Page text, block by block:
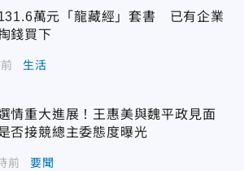
萬元「龍藏經」套書 已有企業
錢買下
生活
情重大進展！王惠美與魏平政見面
否接競總主委態度曝光
前 要聞